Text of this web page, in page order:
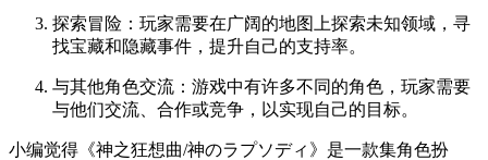
探索冒险：玩家需要在广阔的地图上探索未知领域，寻
找宝藏和隐藏事件，提升自己的支持率。
与其他角色交流：游戏中有许多不同的角色，玩家需要
与他们交流、合作或竞争，以实现自己的目标。
小编觉得《神之狂想曲/神のラプソディ》是一款集角色扮